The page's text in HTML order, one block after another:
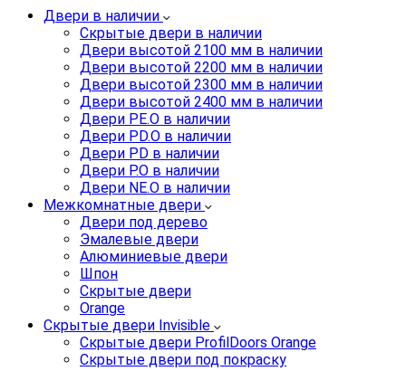
Двери в наличии
Скрытые двери в наличии
Двери высотой 2100 мм в наличии
Двери высотой 2200 мм в наличии
Двери высотой 2300 мм в наличии
Двери высотой 2400 мм в наличии
Двери PE.O в наличии
Двери PD.O в наличии
Двери PD в наличии
Двери P.O в наличии
Двери NE.O в наличии
Межкомнатные двери
Двери под дерево
Эмалевые двери
Алюминиевые двери
Шпон
Скрытые двери
Orange
Скрытые двери Invisible
Скрытые двери ProfilDoors Orange
Скрытые двери под покраску